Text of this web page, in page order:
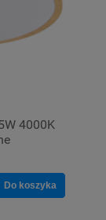
4000K
Do koszyka